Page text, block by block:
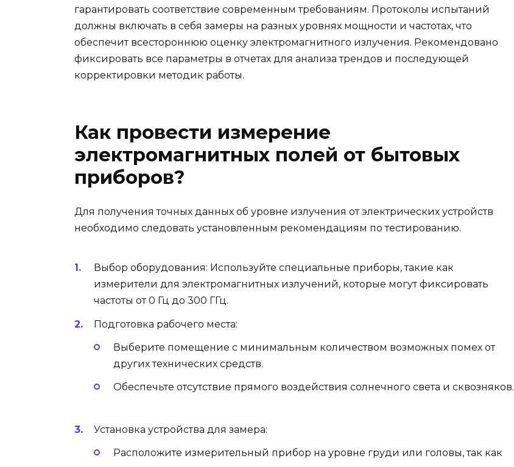
гарантировать соответствие современным требованиям. Протоколы испытаний
должны включать в себя замеры на разных уровнях мощности и частотах, что
обеспечит всестороннюю оценку электромагнитного излучения. Рекомендовано
фиксировать все параметры в отчетах для анализа трендов и последующей
корректировки методик работы.
Как провести измерение
электромагнитных полей от бытовых
приборов?
Для получения точных данных об уровне излучения от электрических устройств
необходимо следовать установленным рекомендациям по тестированию.
Выбор оборудования: Используйте специальные приборы, такие как
измерители для электромагнитных излучений, которые могут фиксировать
частоты от 0 Гц до 300 ГГц.
Подготовка рабочего места:
Выберите помещение с минимальным количеством возможных помех от
других технических средств.
Обеспечьте отсутствие прямого воздействия солнечного света и сквозняков.
Установка устройства для замера:
Расположите измерительный прибор на уровне груди или головы, так как